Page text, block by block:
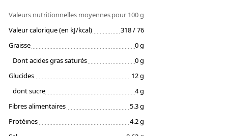
Valeurs nutritionnelles moyennespour 100 g
Valeur calorique (en kJ/kcal)
318 / 76
Graisse
0 g
Dont acides gras saturés
0 g
Glucides
12 g
dont sucre
4 g
Fibres alimentaires
5.3 g
Protéines
4.2 g